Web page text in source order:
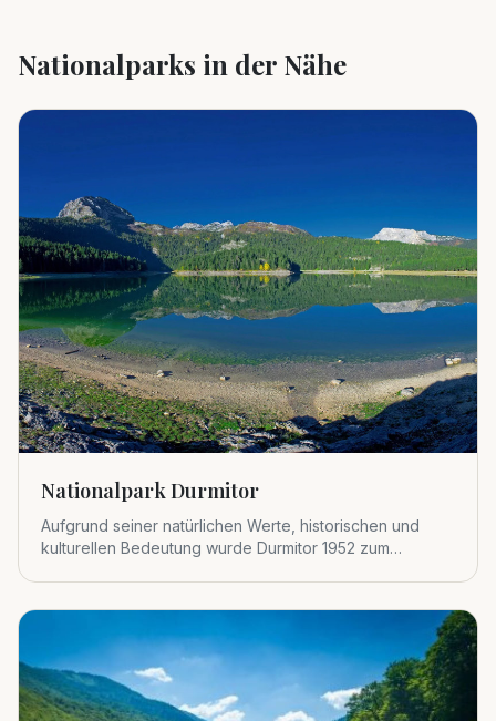
Nationalparks in der Nähe
Nationalpark Durmitor
Aufgrund seiner natürlichen Werte, historischen und
kulturellen Bedeutung wurde Durmitor 1952 zum